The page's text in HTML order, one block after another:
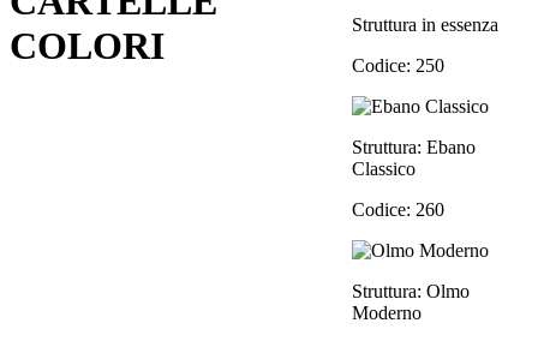
COLORI
Struttura in essenza
Codice: 250
Struttura: Ebano
Classico
Codice: 260
Struttura: Olmo
Moderno